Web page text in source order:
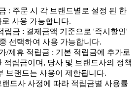
: 주문 시 각 브랜드별로 설정 된 한
로 사용 가능합니다.
립금 : 결제금액 기준으로 '즉시할인'
선택하여 사용 가능합니다.
/제휴 적립금 : 기본 적립금에 추가로
적립금이며, 당사 및 브랜드사의 정책
브랜드는 사용이 제한됩니다.
드사 사정에 따라 적립금별 사용률